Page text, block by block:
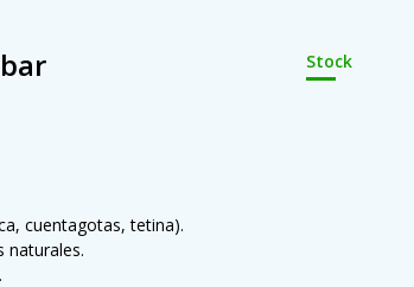
Stock
cuentagotas, tetina).
naturales.